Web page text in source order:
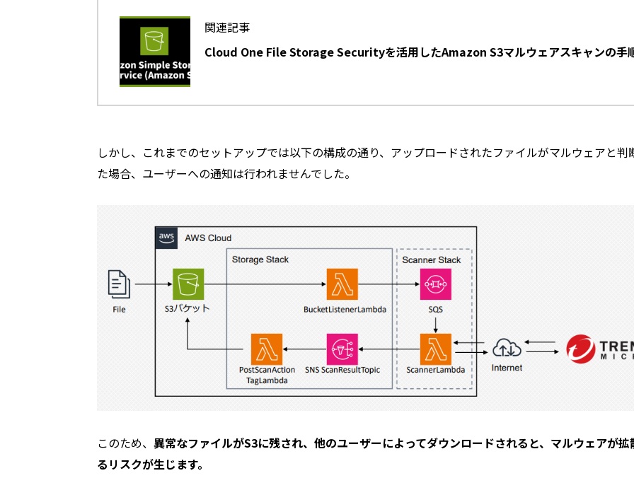
関連記事
Cloud One File Storage Securityを活用したAmazon S3マルウェアスキャンの手
しかし、これまでのセットアップでは以下の構成の通り、アップロードされたファイルがマルウェアと判
た場合、ユーザーへの通知は行われませんでした。
このため、 異常なファイルがS3に残され、他のユーザーによってダウンロードされると、マルウェアが拡
るリスクが生じます。